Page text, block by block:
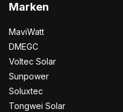
Marken
MaviWatt
DMEGC
Voltec Solar
Sunpower
Soluxtec
Tongwei Solar